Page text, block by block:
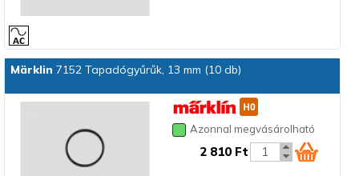
Märklin 7152 Tapadógyűrűk, 13 mm (10 db)
Azonnal megvásárolható
2 810 Ft